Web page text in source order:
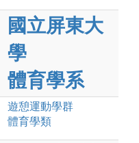
國立屏東大
學
體育學系
遊憩運動學群
體育學類